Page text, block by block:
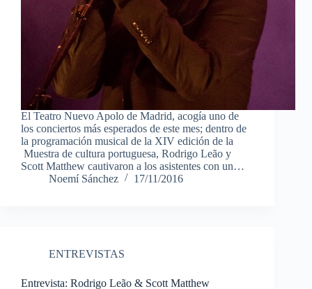
El Teatro Nuevo Apolo de Madrid, acogía uno de
los conciertos más esperados de este mes; dentro de
la programación musical de la XIV edición de la
Muestra de cultura portuguesa, Rodrigo Leão y
Scott Matthew cautivaron a los asistentes con un…
Noemí Sánchez
17/11/2016
ENTREVISTAS
Entrevista: Rodrigo Leão & Scott Matthew